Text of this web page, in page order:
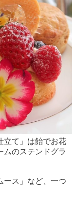
立て」は飴でお花
ムのステンドグラ
ース」など、一つ